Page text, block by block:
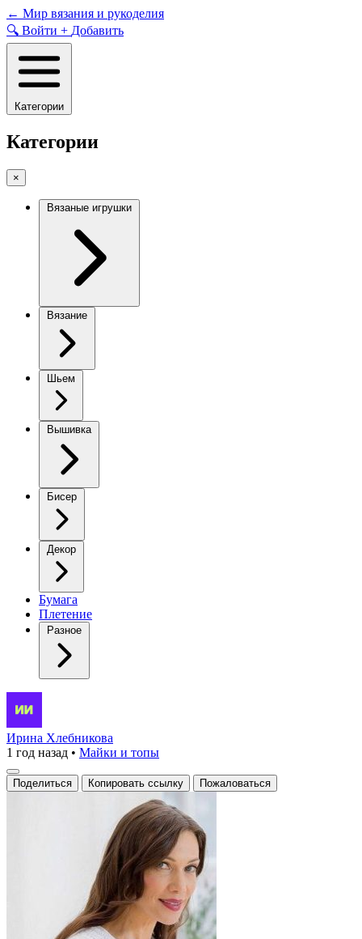
Skip
to
content
← Мир вязания и рукоделия
🔍 Войти + Добавить
Категории
Категории
×
Вязаные игрушки
Вязание
Шьем
Вышивка
Бисер
Декор
Бумага
Плетение
Разное
Элегантный
белый
пуловер
с
объемными
рукавами.
Ирина Хлебникова
1 год назад • Майки и топы
Поделиться Копировать ссылку Пожаловаться